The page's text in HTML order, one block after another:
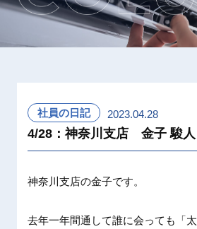
社員の日記 2023.04.28
4/28：神奈川支店 金子 駿人
神奈川支店の金子です。
去年一年間通して誰に会っても「太